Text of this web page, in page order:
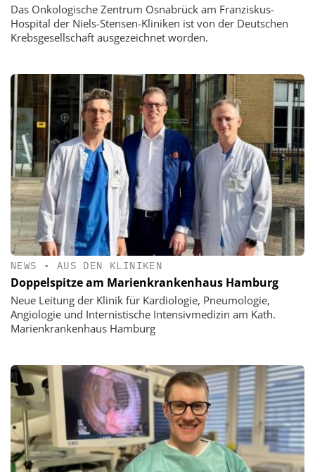
Das Onkologische Zentrum Osnabrück am Franziskus-
Hospital der Niels-Stensen-Kliniken ist von der Deutschen
Krebsgesellschaft ausgezeichnet worden.
NEWS • AUS DEN KLINIKEN
Doppelspitze am Marienkrankenhaus Hamburg
Neue Leitung der Klinik für Kardiologie, Pneumologie,
Angiologie und Internistische Intensivmedizin am Kath.
Marienkrankenhaus Hamburg